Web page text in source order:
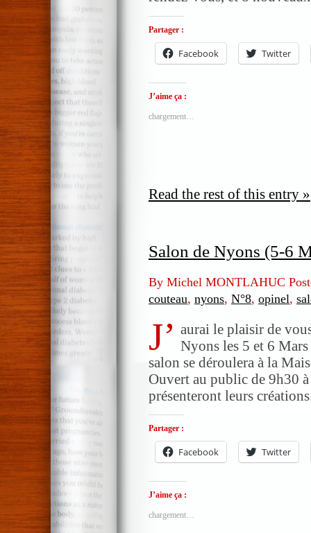
Partager :
Facebook Twitter
J’aime ça :
chargement…
Read the rest of this entry »
Salon de Nyons (5-6
By Michel MONTLAHUC
couteau, nyons, N°8, opinel,
J’ aurai le plaisir de
Nyons les 5 et 6
salon se déroulera à la
Ouvert au public de 9h30
présenteront leurs
Partager :
Facebook Twitter
J’aime ça :
chargement…